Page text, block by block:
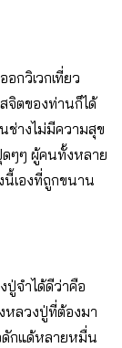
อกวิเวกเที่ยว
จิตของท่านก็ได้
ช่างไม่มีความสุข
ดๆๆ ผู้คนทั้งหลาย
นี้เองที่ถูกขนาน
จำได้ดีว่าคือ
หลวงปู่ที่ต้องมา
ดักแด้หลายหมื่น